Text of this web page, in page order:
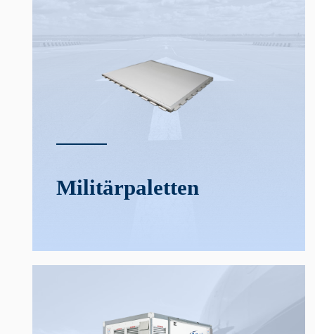
Militär­­paletten